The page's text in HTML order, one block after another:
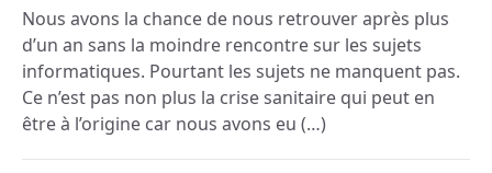
Nous avons la chance de nous retrouver après plus
d’un an sans la moindre rencontre sur les sujets
informatiques. Pourtant les sujets ne manquent pas.
Ce n’est pas non plus la crise sanitaire qui peut en
être à l’origine car nous avons eu (…)